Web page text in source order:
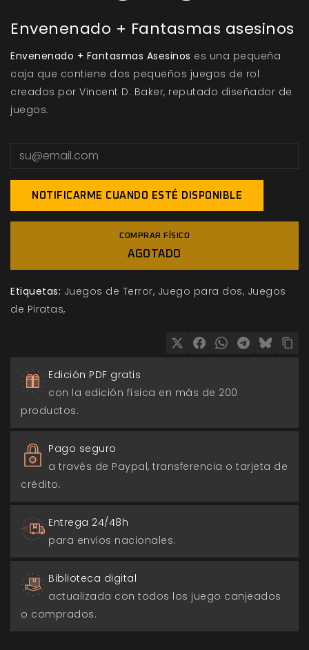
Envenenado + Fantasmas asesinos
Envenenado + Fantasmas Asesinos es una pequeña
caja que contiene dos pequeños juegos de rol
creados por Vincent D. Baker, reputado diseñador de
juegos.
NOTIFICARME CUANDO ESTÉ DISPONIBLE
COMPRAR FÍSICO
AGOTADO
Etiquetas: Juegos de Terror Juego para dos Juegos
de Piratas
Edición PDF gratis
con la edición física en más de 200
productos.
Pago seguro
a través de Paypal, transferencia o tarjeta de
crédito.
Entrega 24/48h
para envios nacionales.
Biblioteca digital
actualizada con todos los juego canjeados
o comprados.